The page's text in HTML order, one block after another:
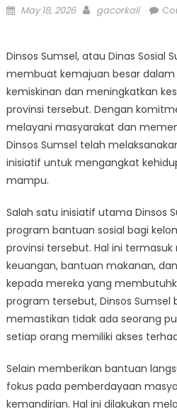
Posted
May 18, 2026 Author
gacorkali
Dinsos Sumsel, atau Dinas Sosial
membuat kemajuan besar
kemiskinan dan meningkatkan
provinsi tersebut. Dengan
melayani masyarakat dan
Dinsos Sumsel telah
inisiatif untuk mengangkat
mampu.
Salah satu inisiatif utama Dinsos
program bantuan sosial bagi
provinsi tersebut. Hal ini
keuangan, bantuan makanan,
kepada mereka yang
program tersebut, Dinsos Sumsel
memastikan tidak ada seorang
setiap orang memiliki akses
Selain memberikan bantuan
fokus pada pemberdayaan
kemandirian. Hal ini dilakukan